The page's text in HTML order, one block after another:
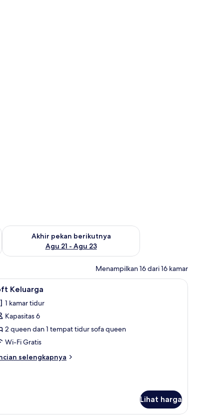
Agu 14 - Agu 16
Akhir pekan berikutnya
Agu 21 - Agu 23
Periksa ketersediaan untuk akhir pekan berikutnya Agu 21 -
Menampilkan 16 dari 16 kamar
Fi gratis, jam alarm, dan seprai linenLoft Keluarga | Area keluarga | Televisi 25-
48Keluarga
1 kamar tidur
Kapasitas 6
2 queen dan 1 tempat tidur sofa queen
Wi-Fi Gratis
selengkapnya
Lihat harga